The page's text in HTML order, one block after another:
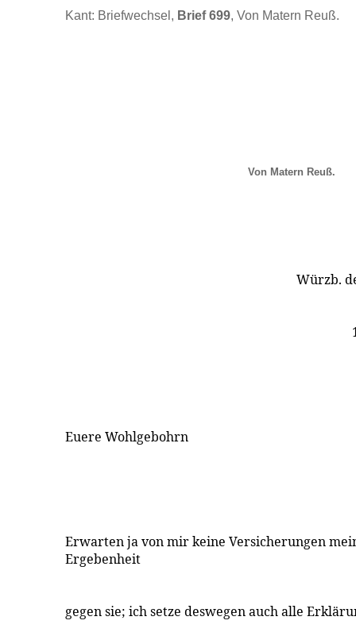
Kant: Briefwechsel, Brief 699, Von Matern Reuß.
Von Matern Reuß.
Würzb.
Euere Wohlgebohrn
Erwarten ja von mir keine Versicherungen
Ergebenheit
gegen sie; ich setze deswegen auch alle